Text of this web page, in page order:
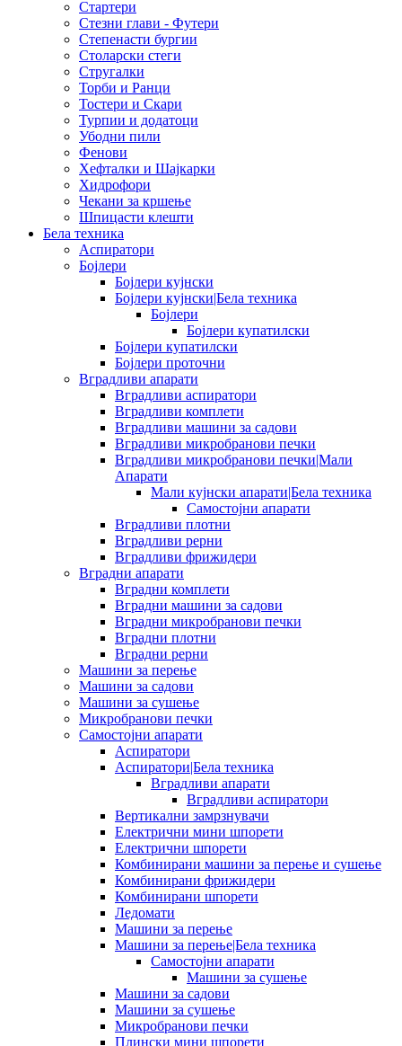
Стартери
Стезни глави - Футери
Степенасти бургии
Столарски стеги
Стругалки
Торби и Ранци
Тостери и Скари
Турпии и додатоци
Убодни пили
Фенови
Хефталки и Шајкарки
Хидрофори
Чекани за кршење
Шпицасти клешти
Бела техника
Аспиратори
Бојлери
Бојлери кујнски
Бојлери кујнски|Бела техника
Бојлери
Бојлери купатилски
Бојлери купатилски
Бојлери проточни
Вградливи апарати
Вградливи аспиратори
Вградливи комплети
Вградливи машини за садови
Вградливи микробранови печки
Вградливи микробранови печки|Мали
Апарати
Мали кујнски апарати|Бела техника
Самостојни апарати
Вградливи плотни
Вградливи рерни
Вградливи фрижидери
Вградни апарати
Вградни комплети
Вградни машини за садови
Вградни микробранови печки
Вградни плотни
Вградни рерни
Машини за перење
Машини за садови
Машини за сушење
Микробранови печки
Самостојни апарати
Аспиратори
Аспиратори|Бела техника
Вградливи апарати
Вградливи аспиратори
Вертикални замрзнувачи
Електрични мини шпорети
Електрични шпорети
Комбинирани машини за перење и сушење
Комбинирани фрижидери
Комбинирани шпорети
Ледомати
Машини за перење
Машини за перење|Бела техника
Самостојни апарати
Машини за сушење
Машини за садови
Машини за сушење
Микробранови печки
Плински мини шпорети